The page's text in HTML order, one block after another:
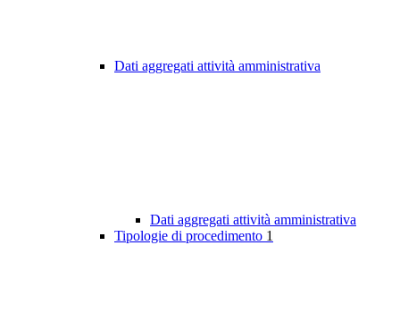
Dati aggregati attività amministrativa
Dati aggregati attività amministrativa
Tipologie di procedimento 1